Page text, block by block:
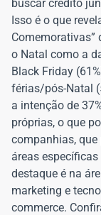
buscar crédito
Isso é o que
Comemorativas”
o Natal como a
Black Friday
férias/pós-Natal
a intenção de
próprias, o que
companhias,
áreas
destaque é na
marketing e
commerce.